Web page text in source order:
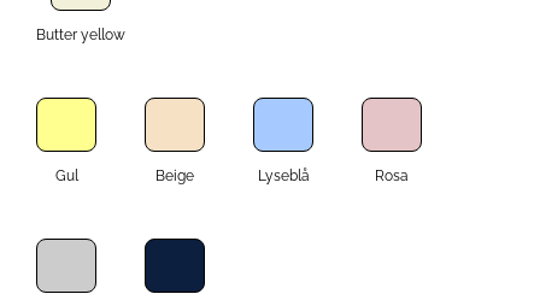
Butter yellow
Gul Beige Lyseblå Rosa